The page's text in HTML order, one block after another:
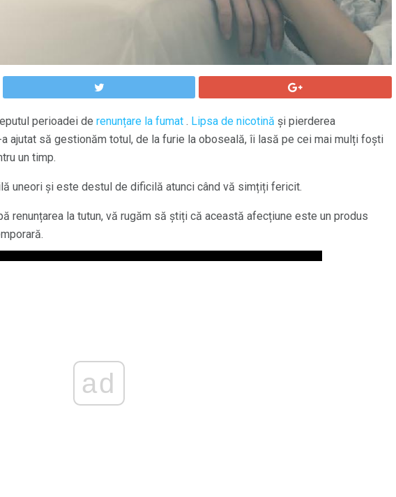
perioadei de renunțare la fumat . Lipsa de nicotină și pierderea
ajutat să gestionăm totul, de la furie la oboseală, îi lasă pe cei mai mulți foști
un timp.
uneori și este destul de dificilă atunci când vă simțiți fericit.
renunțarea la tutun, vă rugăm să știți că această afecțiune este un produs
ad